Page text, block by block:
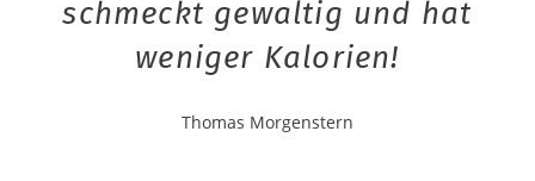
schmeckt gewaltig und hat
weniger Kalorien!
Thomas Morgenstern